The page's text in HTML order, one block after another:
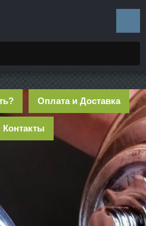
Оплата и Доставка
Контакты